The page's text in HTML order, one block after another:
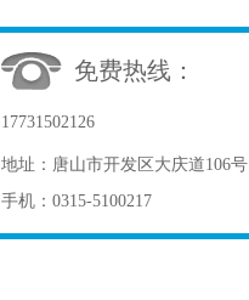
免费热线：
17731502126
地址： 唐山市开发区大庆道106号
手机： 0315-5100217